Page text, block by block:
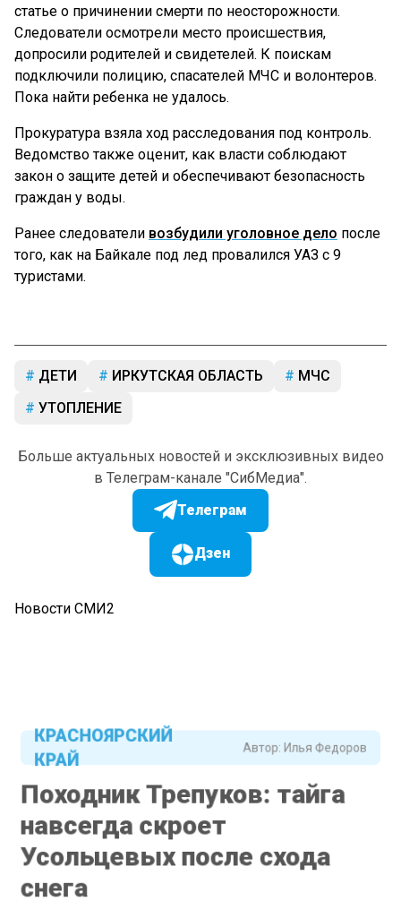
статье о причинении смерти по неосторожности.
Следователи осмотрели место происшествия,
допросили родителей и свидетелей. К поискам
подключили полицию, спасателей МЧС и волонтеров.
Пока найти ребенка не удалось.
Прокуратура взяла ход расследования под контроль.
Ведомство также оценит, как власти соблюдают
закон о защите детей и обеспечивают безопасность
граждан у воды.
Ранее следователи возбудили уголовное дело после
того, как на Байкале под лед провалился УАЗ с 9
туристами.
ДЕТИ ИРКУТСКАЯ ОБЛАСТЬ
МЧС
УТОПЛЕНИЕ
Больше актуальных новостей и эксклюзивных видео
в Телеграм-канале "СибМедиа".
Телеграм
Дзен
Новости СМИ2
КРАЙ
Походник Трепуков: тайга
навсегда скроет
Усольцевых после схода
снега